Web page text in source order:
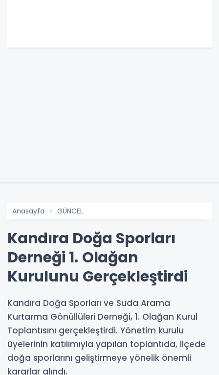
Anasayfa GÜNCEL
Kandıra Doğa Sporları
Derneği 1. Olağan
Kurulunu Gerçekleştirdi
Kandıra Doğa Sporları ve Suda Arama
Kurtarma Gönüllüleri Derneği, 1. Olağan Kurul
Toplantısını gerçekleştirdi. Yönetim kurulu
üyelerinin katılımıyla yapılan toplantıda, ilçede
doğa sporlarını geliştirmeye yönelik önemli
kararlar alındı.